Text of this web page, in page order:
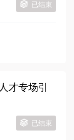
已结束
才专场引
已结束